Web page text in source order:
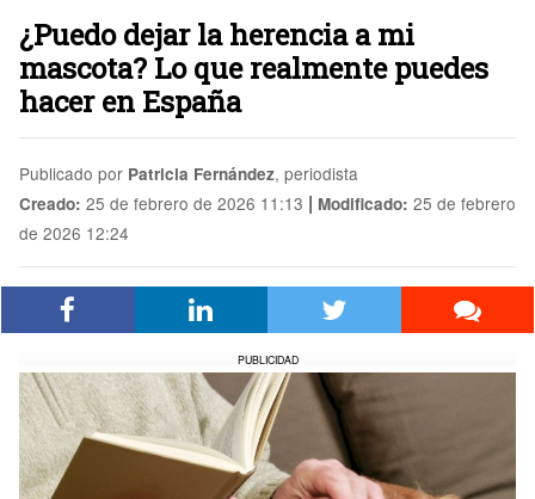
¿Puedo dejar la herencia a mi
mascota? Lo que realmente puedes
hacer en España
Publicado por Patricia Fernández, periodista
Creado: 25 de febrero de 2026 11:13 | Modificado: 25 de febrero
de 2026 12:24
PUBLICIDAD